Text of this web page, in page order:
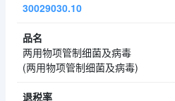
30029030.10
两用物项管制细菌及病毒
(两用物项管制细菌及病毒)